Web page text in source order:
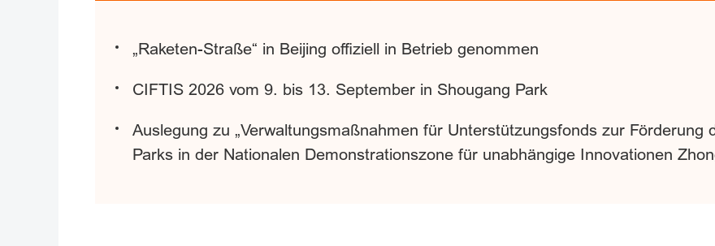
„Raketen-Straße“ in Beijing offiziell in Betrieb genommen
CIFTIS 2026 vom 9. bis 13. September in Shougang Park
Auslegung zu „Verwaltungsmaßnahmen für Unterstützungsfonds zur Förderung
Parks in der Nationalen Demonstrationszone für unabhängige Innovationen